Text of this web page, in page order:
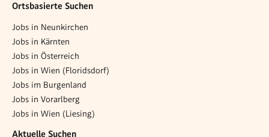
Ortsbasierte Suchen
Jobs in Neunkirchen
Jobs in Kärnten
Jobs in Österreich
Jobs in Wien (Floridsdorf)
Jobs im Burgenland
Jobs in Vorarlberg
Jobs in Wien (Liesing)
Aktuelle Suchen